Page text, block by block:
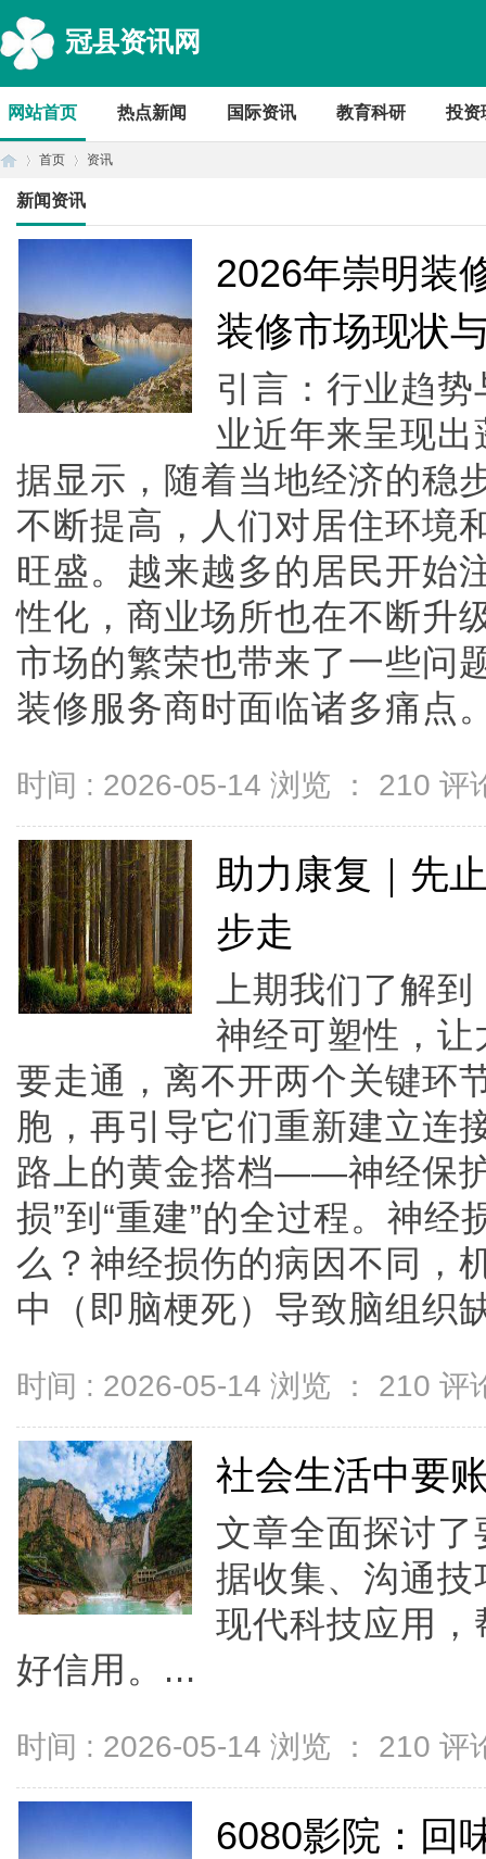
冠县资讯网
网站首页 热点新闻 国际资讯 教育科研 投资
首页 资讯
新闻资讯
2026年崇明装
装修市场现状
引言：行业趋
业近年来呈现
据显示，随着当地经济的稳
不断提高，人们对居住环境
旺盛。越来越多的居民开始
性化，商业场所也在不断升
市场的繁荣也带来了一些问
装修服务商时面临诸多痛点
时间 : 2026-05-14 浏览 ： 210 评
助力康复｜先
步走
上期我们了解
神经可塑性，让
要走通，离不开两个关键环
胞，再引导它们重新建立连
路上的黄金搭档——神经保
损”到“重建”的全过程。神
么？神经损伤的病因不同，
中（即脑梗死）导致脑组织
时间 : 2026-05-14 浏览 ： 210 评
社会生活中要
文章全面探讨
据收集、沟通
现代科技应用
好信用。...
时间 : 2026-05-14 浏览 ： 210 评
6080影院：回